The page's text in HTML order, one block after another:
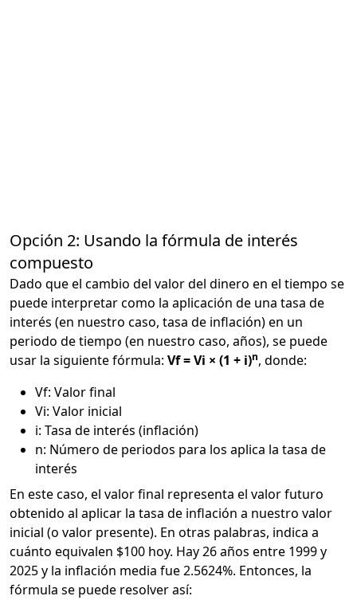
Opción 2: Usando la fórmula de interés
compuesto
Dado que el cambio del valor del dinero en el tiempo se
puede interpretar como la aplicación de una tasa de
interés (en nuestro caso, tasa de inflación) en un
periodo de tiempo (en nuestro caso, años), se puede
usar la siguiente fórmula: Vf = Vi × (1 + i)n, donde:
Vf: Valor final
Vi: Valor inicial
i: Tasa de interés (inflación)
n: Número de periodos para los aplica la tasa de
interés
En este caso, el valor final representa el valor futuro
obtenido al aplicar la tasa de inflación a nuestro valor
inicial (o valor presente). En otras palabras, indica a
cuánto equivalen $100 hoy. Hay 26 años entre 1999 y
2025 y la inflación media fue 2.5624%. Entonces, la
fórmula se puede resolver así: